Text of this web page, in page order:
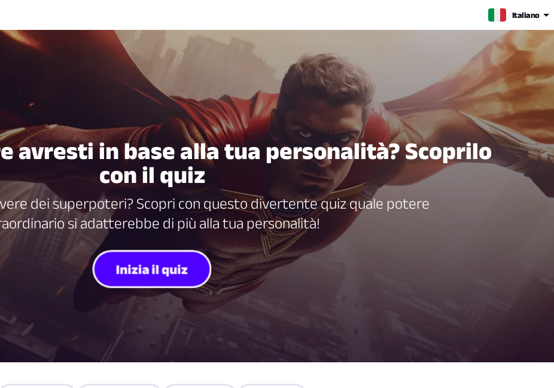
Italiano
avresti in base alla tua personalità? Scoprilo
con il quiz
dei superpoteri? Scopri con questo divertente quiz quale potere
si adatterebbe di più alla tua personalità!
Inizia il quiz